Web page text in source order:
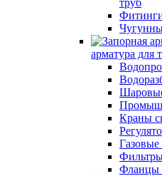
труб
арматура для
Краны
Фланцы